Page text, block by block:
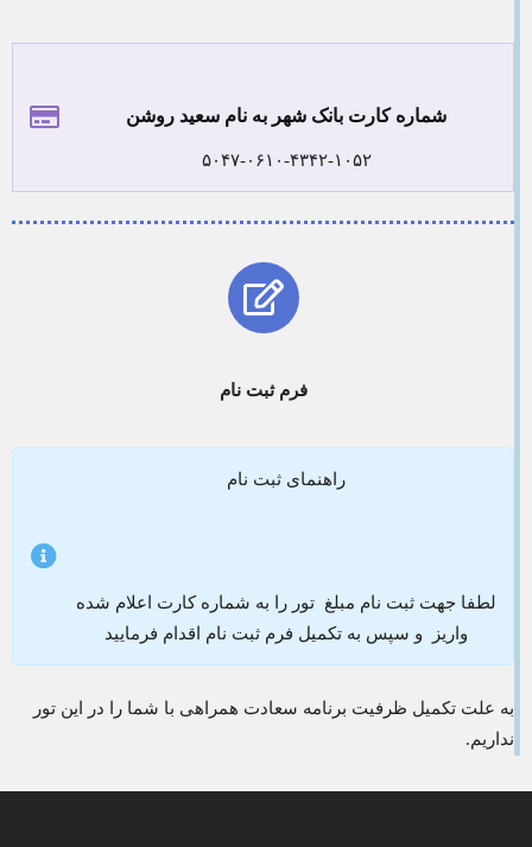
شماره کارت بانک شهر به نام سعید روشن
۵۰۴۷-۰۶۱۰-۴۳۴۲-۱۰۵۲
فرم ثبت نام
راهنمای ثبت نام
لطفا جهت ثبت نام مبلغ تور را به شماره کارت اعلام شده
واریز و سپس به تکمیل فرم ثبت نام اقدام فرمایید
به علت تکمیل ظرفیت برنامه سعادت همراهی با شما را در این تور
نداریم.